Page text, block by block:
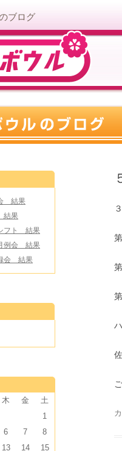
ブログ
結果
結果
フト 結果
例会 結果
会 結果
木 金 土
1
6 7
8
13 14
15